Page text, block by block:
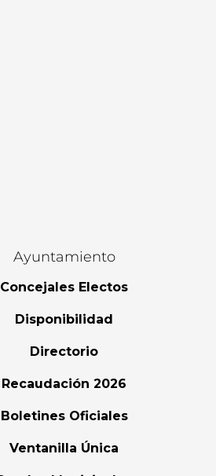
Ayuntamiento
Concejales Electos
Disponibilidad
Directorio
Recaudación 2026
Boletines Oficiales
Ventanilla Única